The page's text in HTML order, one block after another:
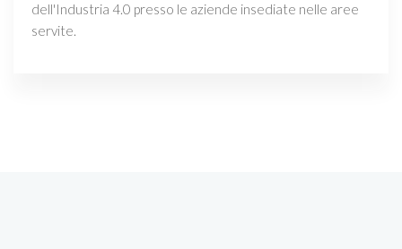
dell'Industria 4.0 presso le aziende insediate nelle aree
servite.